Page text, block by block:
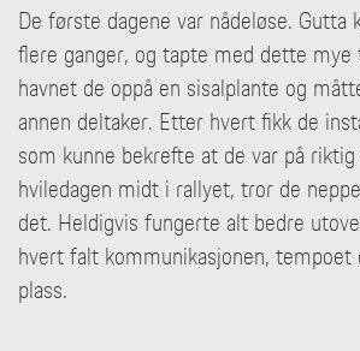
De første dagene var nådeløse.
flere ganger, og tapte med dette mye
havnet de oppå en sisalplante og
annen deltaker. Etter hvert fikk de
som kunne bekrefte at de var på
hviledagen midt i rallyet, tror de
det. Heldigvis fungerte alt bedre
hvert falt kommunikasjonen, tempoet
plass.